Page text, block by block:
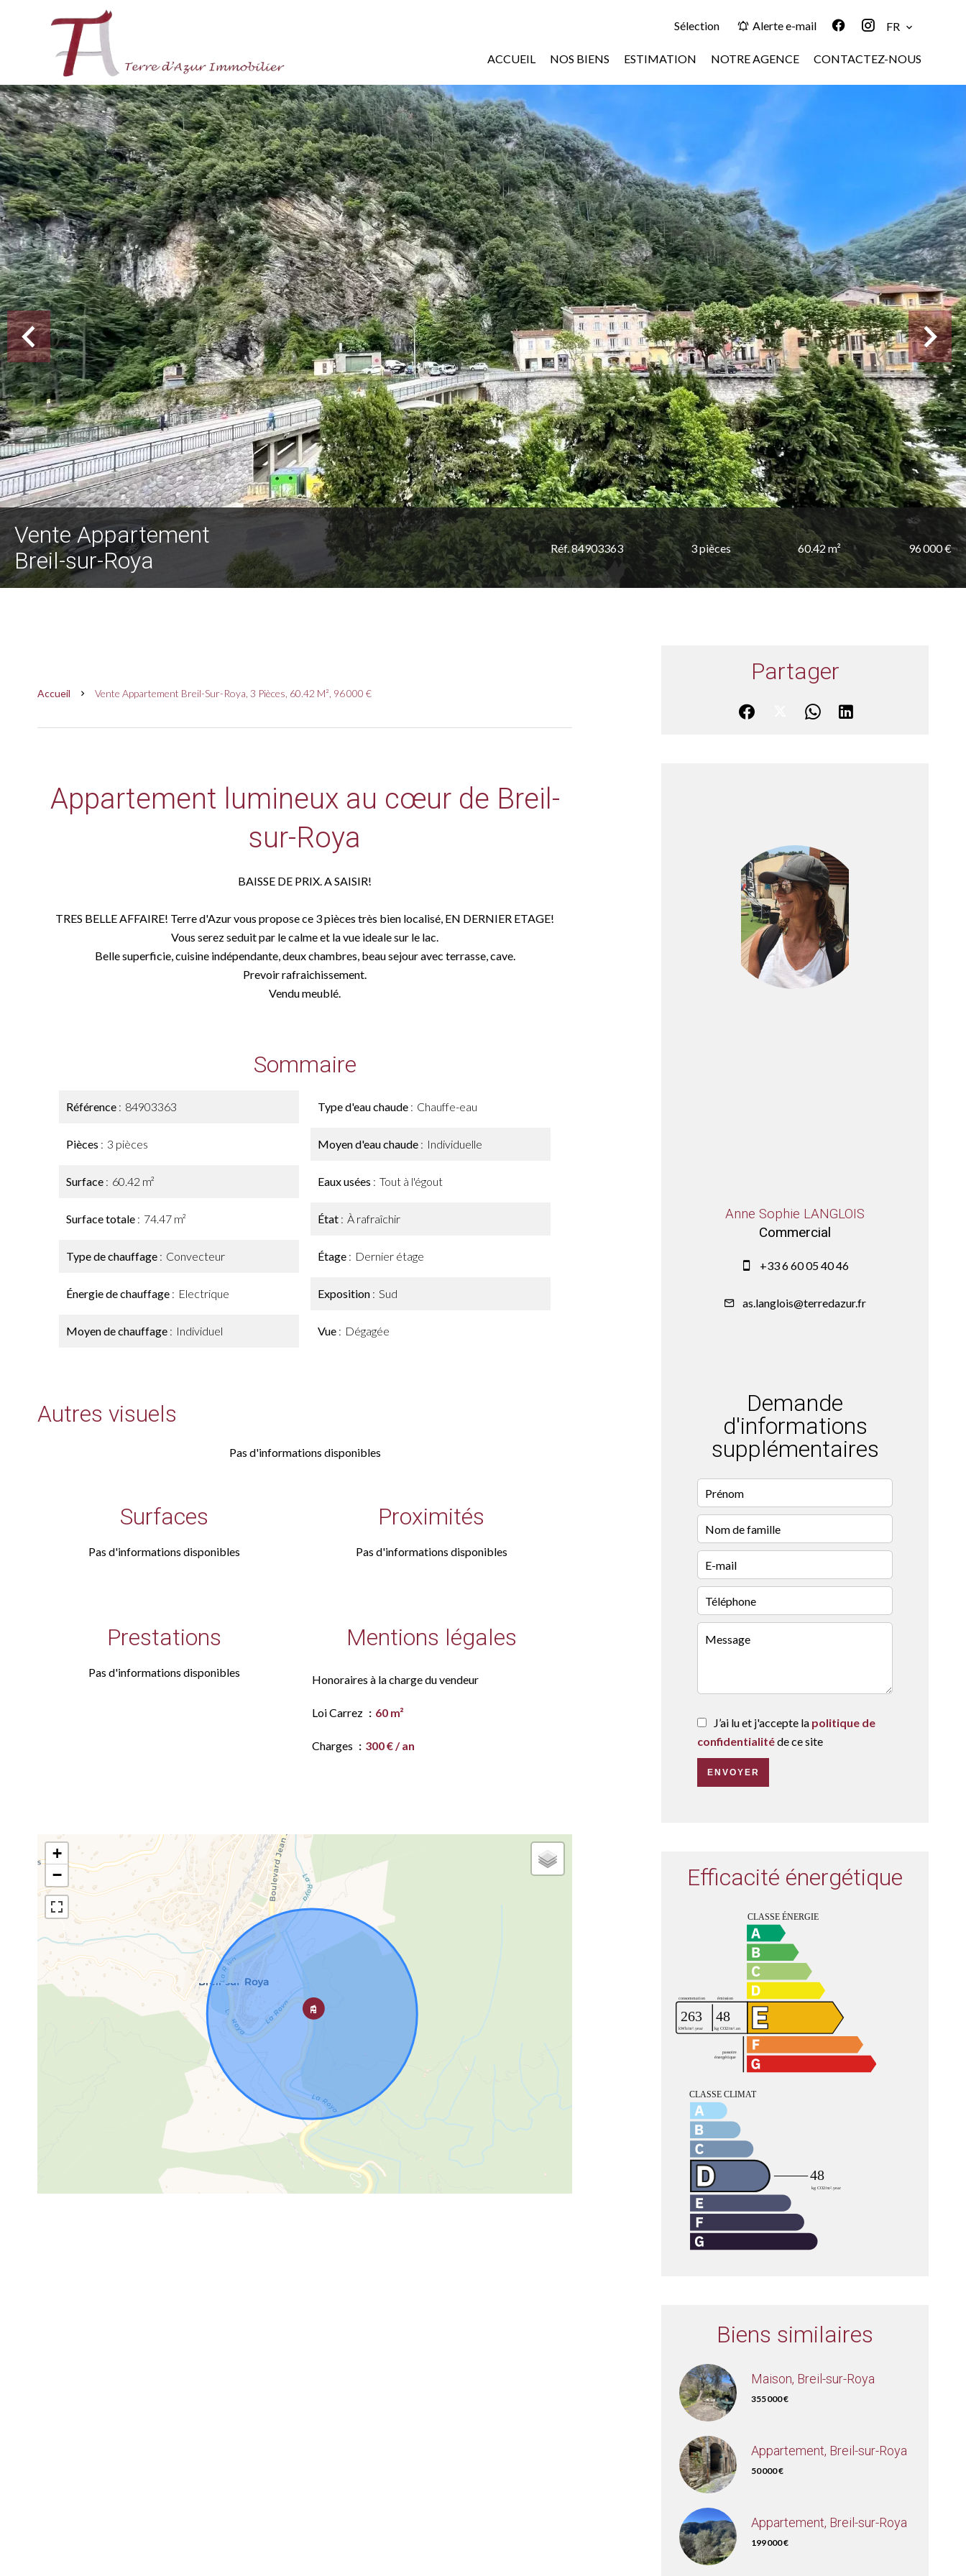
Sélection Alerte e-mail FR
ACCUEIL NOS BIENS ESTIMATION NOTRE AGENCE CONTACTEZ-NOUS
Vente Appartement
Breil-sur-Roya
Réf. 84903363 3 pièces 60.42 m² 96 000 €
Accueil Vente Appartement Breil-Sur-Roya, 3 Pièces, 60.42 M², 96 000 €
Appartement lumineux au cœur de Breil-
sur-Roya
BAISSE DE PRIX. A SAISIR!
TRES BELLE AFFAIRE! Terre d'Azur vous propose ce 3 pièces très bien localisé, EN DERNIER ETAGE!
Vous serez seduit par le calme et la vue ideale sur le lac.
Belle superficie, cuisine indépendante, deux chambres, beau sejour avec terrasse, cave.
Prevoir rafraichissement.
Vendu meublé.
Sommaire
Référence 84903363
Pièces 3 pièces
Surface 60.42 m²
Surface totale 74.47 m²
Type de chauffage Convecteur
Énergie de chauffage Electrique
Moyen de chauffage Individuel
Type d'eau chaude Chauffe-eau
Moyen d'eau chaude Individuelle
Eaux usées Tout à l'égout
État À rafraîchir
Étage Dernier étage
Exposition Sud
Vue Dégagée
Autres visuels
Pas d'informations disponibles
Surfaces
Pas d'informations disponibles
Proximités
Pas d'informations disponibles
Prestations
Pas d'informations disponibles
Mentions légales
Honoraires à la charge du vendeur
Loi Carrez 60 m²
Charges 300 € / an
+
−
Partager
Anne Sophie LANGLOIS
Commercial
+33 6 60 05 40 46
as.langlois@terredazur.fr
Demande
d'informations
supplémentaires
J’ai lu et j'accepte la politique de
confidentialitéde ce site
ENVOYER
Efficacité énergétique
Biens similaires
Maison, Breil-sur-Roya
355 000 €
Appartement, Breil-sur-Roya
50 000 €
Appartement, Breil-sur-Roya
199 000 €